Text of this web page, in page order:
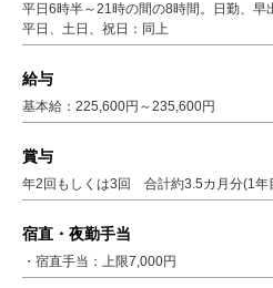
平日6時半～21時の間の8時間。日勤、早
平日、土日、祝日：同上
給与
基本給：225,600円～235,600円
賞与
年2回もしくは3回 合計約3.5カ月分(1
宿直・夜勤手当
・宿直手当：上限7,000円